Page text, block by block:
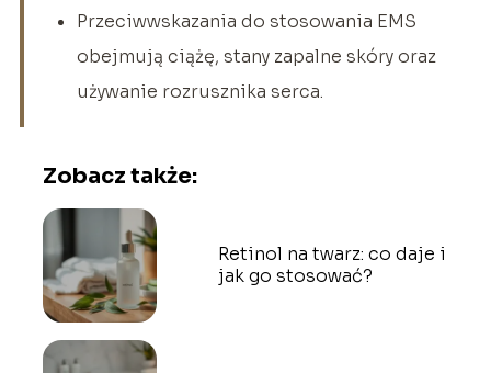
Przeciwwskazania do stosowania EMS
obejmują ciążę, stany zapalne skóry oraz
używanie rozrusznika serca.
Zobacz także:
Retinol na twarz: co daje i
jak go stosować?